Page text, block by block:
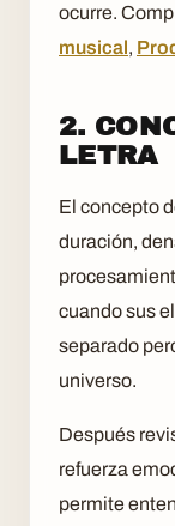
ocurre.
musical,
2.
LETRA
El concepto
duración,
cuando sus
separado
universo.
Después
refuerza
permite